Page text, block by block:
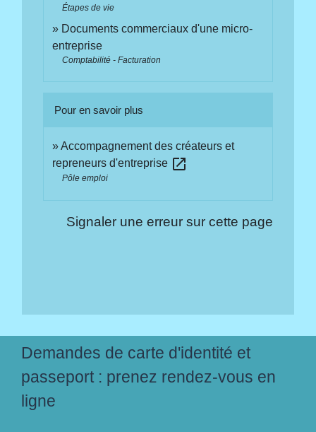
Étapes de vie
Documents commerciaux d'une micro-
entreprise
Comptabilité - Facturation
Pour en savoir plus
Accompagnement des créateurs et
repreneurs d'entreprise open_in_new
Pôle emploi
Signaler une erreur sur cette page
Demandes de carte d'identité et
passeport : prenez rendez-vous en
ligne